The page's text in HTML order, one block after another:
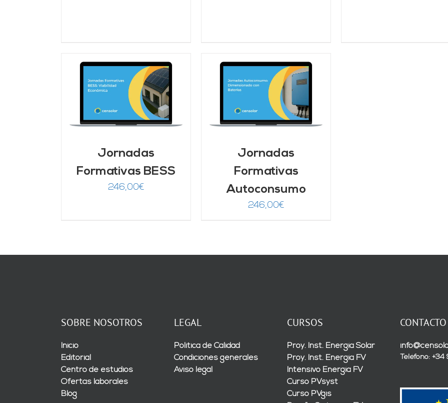
Jornadas
Formativas BESS
246,00€
AÑADIR AL CARRITO
DETALLES
Jornadas
Formativas
Autoconsumo
246,00€
SOBRE NOSOTROS
Inicio
Editorial
Centro de estudios
Ofertas laborales
Blog
LEGAL
Política de Calidad
Condiciones generales
Aviso legal
CURSOS
Proy. Inst. Energía Solar
Proy. Inst. Energía FV
Intensivo Energía FV
Curso PVsyst
Curso PVgis
CONTACTO
Teléfono: